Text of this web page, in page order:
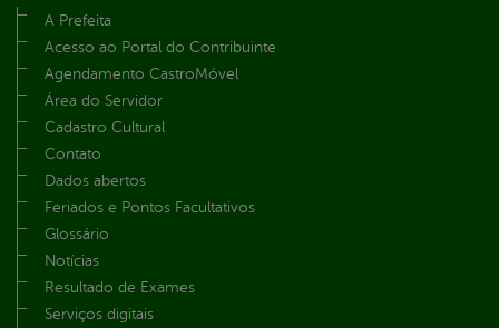
A Prefeita
Acesso ao Portal do Contribuinte
Agendamento CastroMóvel
Área do Servidor
Cadastro Cultural
Contato
Dados abertos
Feriados e Pontos Facultativos
Glossário
Notícias
Resultado de Exames
Serviços digitais